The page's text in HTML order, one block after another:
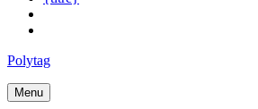
Polytag
Menu